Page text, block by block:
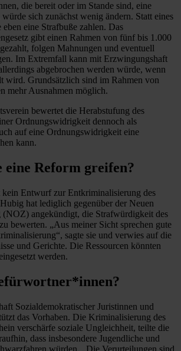
die bereit oder im Stande sind, eine
sich zunächst wenig ändern. Statt eines
eben eine Strafbuße zahlen. Das
gibt einen Rahmen von fünf bis 1.000
folgen Mahnungen und eventuell
Im Extremfall kann mit Erzwingungshaft
abgebrochen werden würde, wenn
wird. Grundsätzlich sind im Rahmen von
mehr Ausnahmen möglich.
bewertet die Herabstufung des
Ordnungswidrigkeit dennoch als
auf eine Ordnungswidrigkeit eine
kann.
eine Reform greifen?
kein Entwurf zur Entkriminalisierung des
hat lediglich gegenüber der Neuen
(NOZ) angekündigt, die Strafwürdigkeit des
bewerten. „Aus meiner Sicht sprechen gute
sagte sie und verwies auf die
und Gerichte. Die Ressourcen könnten
werden.
Sozialdemokratischer Juristinnen und
das Vorhaben. Die Kriminalisierung des
verschärfe soziale Ungleichheit, teilte die
dass insbesondere Jugendliche und
würden. „Die Verurteilungen sind